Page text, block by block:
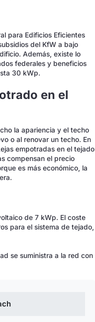
para Edificios Eficientes
del KfW a bajo
Además, existe lo
federales y beneficios
30 kWp.
en el
la apariencia y el techo
o al renovar un techo. En
empotradas en el tejado
compensan el precio
es más económico, la
de 7 kWp. El coste
para el sistema de tejado,
se suministra a la red con